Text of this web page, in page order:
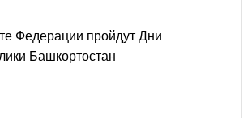
Федерации пройдут Дни
Башкортостан